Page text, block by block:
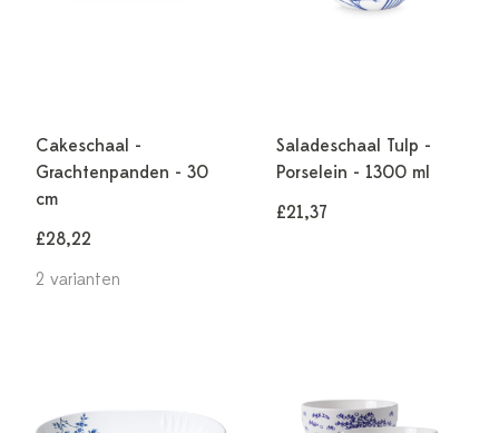
Cakeschaal -
Grachtenpanden - 30
cm
£28,22
2 varianten
Saladeschaal Tulp -
Porselein - 1300 ml
£21,37